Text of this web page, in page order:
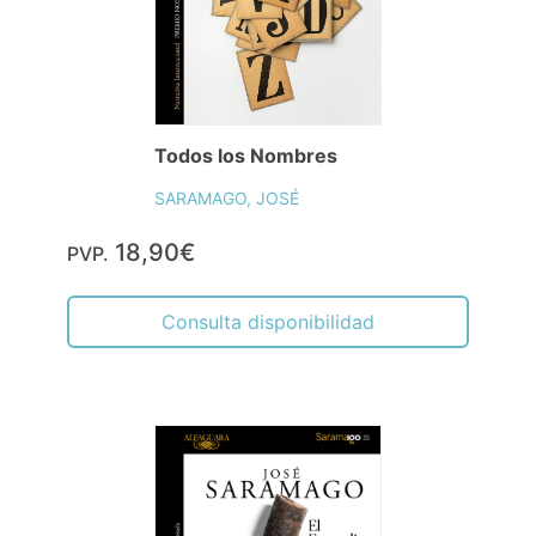
Todos los Nombres
SARAMAGO, JOSÉ
PVP. 18,90€
Consulta disponibilidad